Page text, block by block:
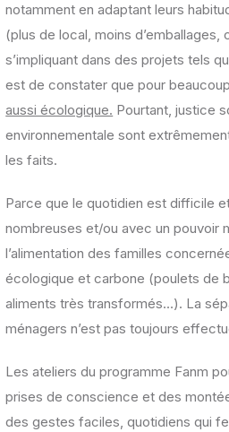
notamment en adaptant leurs
(plus de local, moins d’emballages,
s’impliquant dans des projets tels
est de constater que pour
aussi écologique. Pourtant, justice
environnementale sont
les faits.
Parce que le quotidien est difficile
nombreuses et/ou avec un pouvoir
l’alimentation des familles
écologique et carbone (poulets de
aliments très transformés…). La
ménagers n’est pas toujours
Les ateliers du programme Fanm
prises de conscience et des
des gestes faciles, quotidiens qui